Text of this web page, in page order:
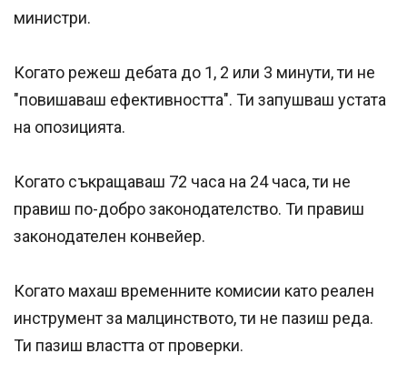
министри.
Когато режеш дебата до 1, 2 или 3 минути, ти не
"повишаваш ефективността". Ти запушваш устата
на опозицията.
Когато съкращаваш 72 часа на 24 часа, ти не
правиш по-добро законодателство. Ти правиш
законодателен конвейер.
Когато махаш временните комисии като реален
инструмент за малцинството, ти не пазиш реда.
Ти пазиш властта от проверки.